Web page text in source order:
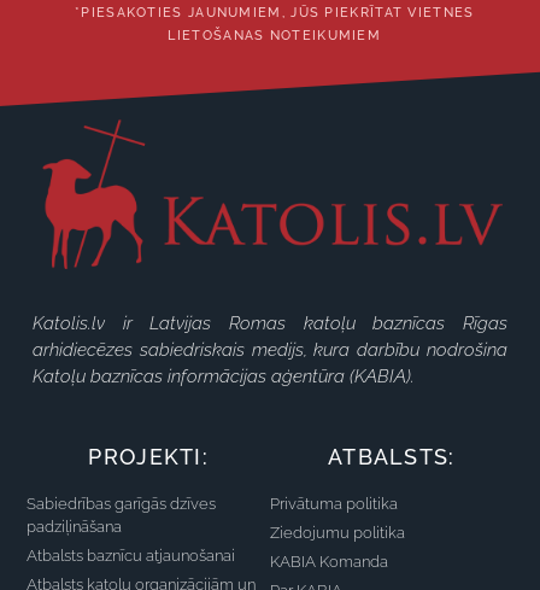
*PIESAKOTIES JAUNUMIEM, JŪS PIEKRĪTAT VIETNES
LIETOŠANAS NOTEIKUMIEM
Katolis.lv ir Latvijas Romas katoļu baznīcas Rīgas
arhidiecēzes sabiedriskais medijs, kura darbību nodrošina
Katoļu baznīcas informācijas aģentūra (KABIA).
PROJEKTI:
Sabiedrības garīgās dzīves
padziļināšana
Atbalsts baznīcu atjaunošanai
Atbalsts katoļu organizācijām un
ATBALSTS:
Privātuma politika
Ziedojumu politika
KABIA Komanda